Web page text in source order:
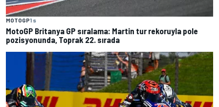
MOTOGP1 s
MotoGP Britanya GP sıralama: Martin tur rekoruyla pole
pozisyonunda, Toprak 22. sırada